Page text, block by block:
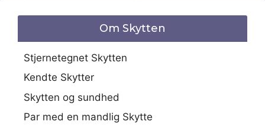
Om Skytten
Stjernetegnet Skytten
Kendte Skytter
Skytten og sundhed
Par med en mandlig Skytte